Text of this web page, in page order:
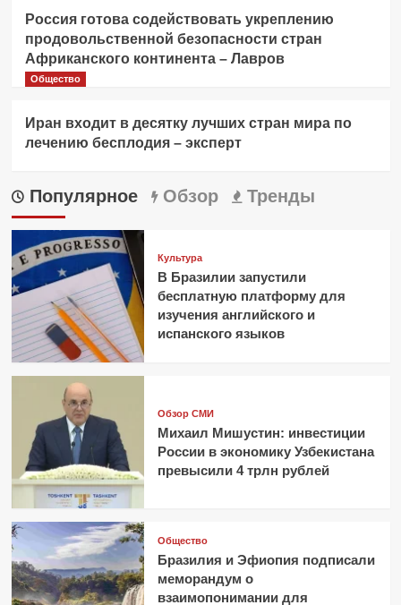
Россия готова содействовать укреплению
продовольственной безопасности стран
Африканского континента – Лавров
Общество
Иран входит в десятку лучших стран мира по
лечению бесплодия – эксперт
Популярное Обзор Тренды
Культура
В Бразилии запустили
бесплатную платформу для
изучения английского и
испанского языков
Обзор СМИ
Михаил Мишустин: инвестиции
России в экономику Узбекистана
превысили 4 трлн рублей
Общество
Бразилия и Эфиопия подписали
меморандум о
взаимопонимании для